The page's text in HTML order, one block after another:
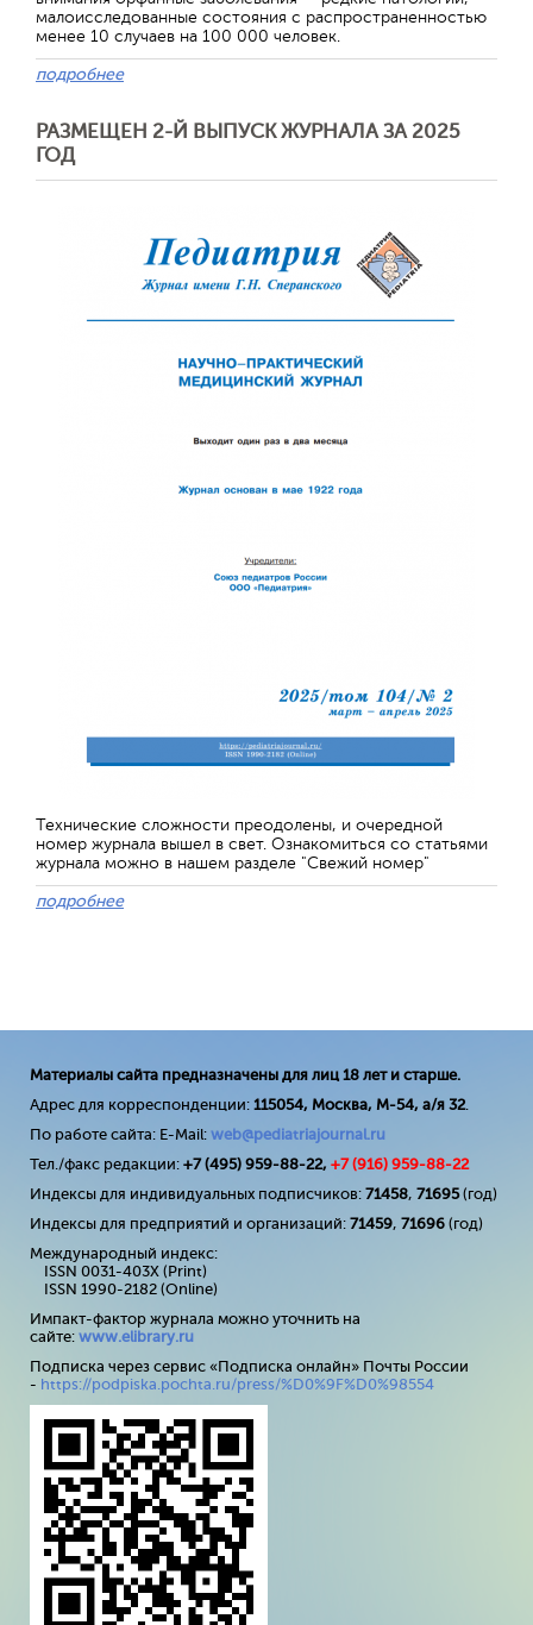
малоисследованные состояния с распространенностью
менее 10 случаев на 100 000 человек.
подробнее
РАЗМЕЩЕН 2-Й ВЫПУСК ЖУРНАЛА ЗА 2025
ГОД
Технические сложности преодолены, и очередной
номер журнала вышел в свет. Ознакомиться со статьями
журнала можно в нашем разделе "Свежий номер"
подробнее
Материалы сайта предназначены для лиц 18 лет и старше.
Адрес для корреспонденции: 115054, Москва, М-54, а/я 32.
По работе сайта: E-Mail: web@pediatriajournal.ru
Тел./факс редакции: +7 (495) 959-88-22, +7 (916) 959-88-22
Индексы для индивидуальных подписчиков: 71458, 71695(год)
Индексы для предприятий и организаций: 71459, 71696 (год)
Международный индекс:
ISSN 0031-403X (Print)
ISSN 1990-2182 (Online)
Импакт-фактор журнала можно уточнить на
сайте: www.elibrary.ru
Подписка через сервис «Подписка онлайн» Почты России
- https://podpiska.pochta.ru/press/%D0%9F%D0%98554